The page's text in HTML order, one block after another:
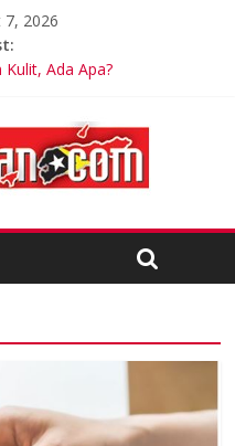
7, 2026
Ada Apa?
Mulai September 2026
Super El Niño terhadap
Lakukan Praktek